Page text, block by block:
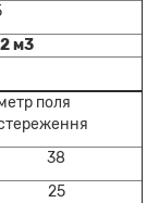
м3
поля
38
25